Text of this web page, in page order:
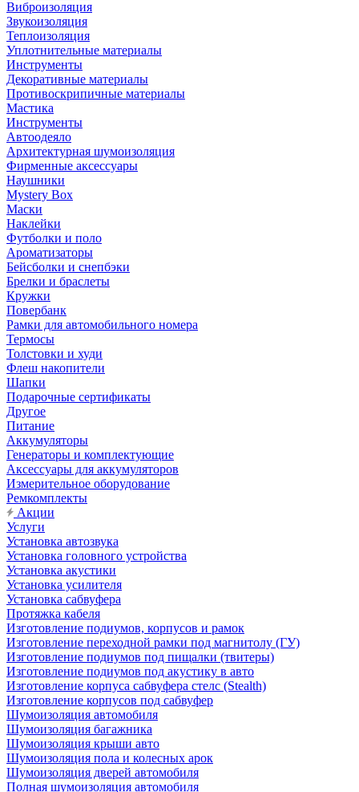
Виброизоляция
Звукоизоляция
Теплоизоляция
Уплотнительные материалы
Инструменты
Декоративные материалы
Противоскрипичные материалы
Мастика
Инструменты
Автоодеяло
Архитектурная шумоизоляция
Фирменные аксессуары
Наушники
Mystery Box
Маски
Наклейки
Футболки и поло
Ароматизаторы
Бейсболки и снепбэки
Брелки и браслеты
Кружки
Повербанк
Рамки для автомобильного номера
Термосы
Толстовки и худи
Флеш накопители
Шапки
Подарочные сертификаты
Другое
Питание
Аккумуляторы
Генераторы и комплектующие
Аксессуары для аккумуляторов
Измерительное оборудование
Ремкомплекты
Акции
Услуги
Установка автозвука
Установка головного устройства
Установка акустики
Установка усилителя
Установка сабвуфера
Протяжка кабеля
Изготовление подиумов, корпусов и рамок
Изготовление переходной рамки под магнитолу (ГУ)
Изготовление подиумов под пищалки (твитеры)
Изготовление подиумов под акустику в авто
Изготовление корпуса сабвуфера стелс (Stealth)
Изготовление корпусов под сабвуфер
Шумоизоляция автомобиля
Шумоизоляция багажника
Шумоизоляция крыши авто
Шумоизоляция пола и колесных арок
Шумоизоляция дверей автомобиля
Полная шумоизоляция автомобиля